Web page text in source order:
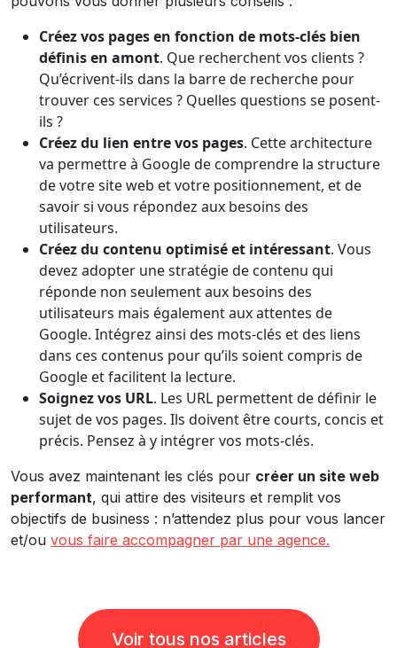
Créez vos pages en fonction de mots-clés bien
définis en amont. Que recherchent vos clients ?
Qu’écrivent-ils dans la barre de recherche pour
trouver ces services ? Quelles questions se posent-
ils ?
Créez du lien entre vos pages. Cette architecture
va permettre à Google de comprendre la structure
de votre site web et votre positionnement, et de
savoir si vous répondez aux besoins des
utilisateurs.
Créez du contenu optimisé et intéressant. Vous
devez adopter une stratégie de contenu qui
réponde non seulement aux besoins des
utilisateurs mais également aux attentes de
Google. Intégrez ainsi des mots-clés et des liens
dans ces contenus pour qu’ils soient compris de
Google et facilitent la lecture.
Soignez vos URL. Les URL permettent de définir le
sujet de vos pages. Ils doivent être courts, concis et
précis. Pensez à y intégrer vos mots-clés.
Vous avez maintenant les clés pour créer un site web
performant, qui attire des visiteurs et remplit vos
objectifs de business : n’attendez plus pour vous lancer
et/ou vous faire accompagner par une agence.
Voir tous nos articles